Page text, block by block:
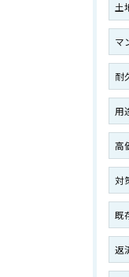
土
マ
耐
用
高
対
既
返